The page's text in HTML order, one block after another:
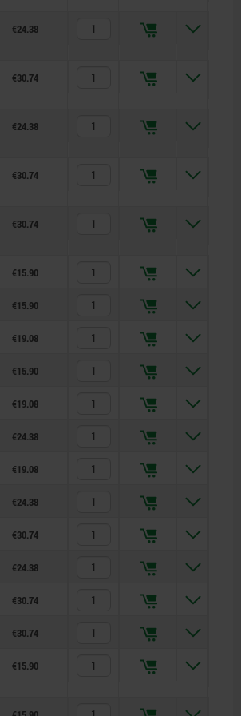
€24.38
€30.74
€24.38
€30.74
€30.74
€15.90
€15.90
€19.08
€15.90
€19.08
€24.38
€19.08
€24.38
€30.74
€24.38
€30.74
€30.74
€15.90